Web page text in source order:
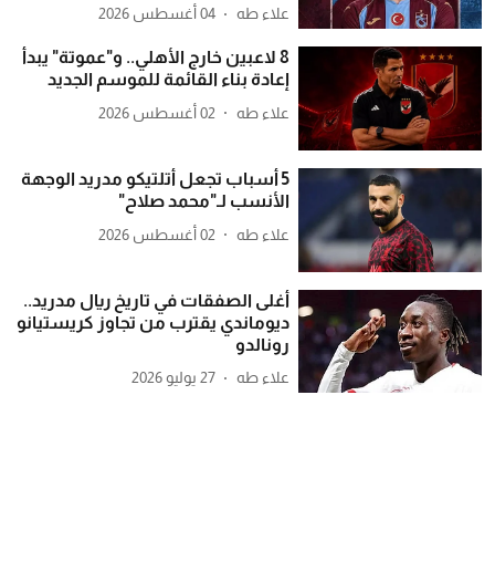
علاء طه 04 أغسطس 2026
8 لاعبين خارج الأهلي.. و"عموتة" يبدأ
إعادة بناء القائمة للموسم الجديد
علاء طه 02 أغسطس 2026
5 أسباب تجعل أتلتيكو مدريد الوجهة
الأنسب لـ"محمد صلاح"
علاء طه 02 أغسطس 2026
أغلى الصفقات في تاريخ ريال مدريد..
ديوماندي يقترب من تجاوز كريستيانو
رونالدو
علاء طه 27 يوليو 2026